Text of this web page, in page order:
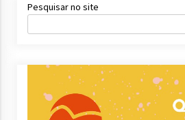
Pesquisar no site